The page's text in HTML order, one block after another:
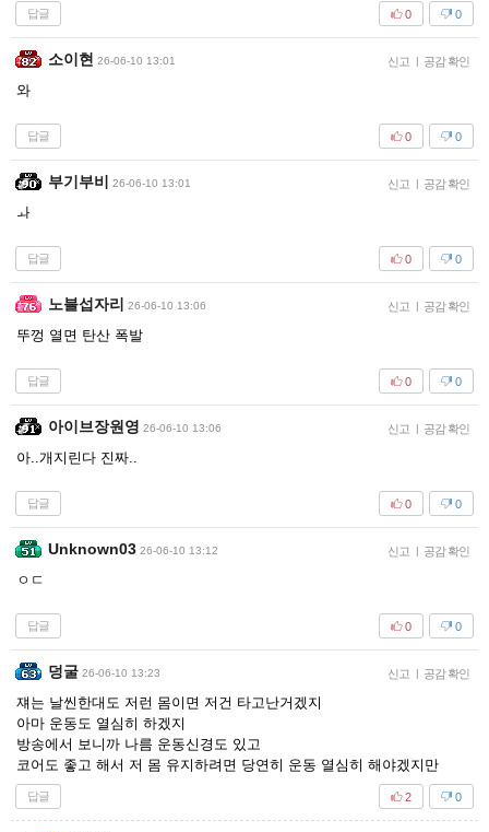
답글 0
0
소이현 26-06-10 13:01 신고 | 공감 확인
와
답글 0
0
부기부비 26-06-10 13:01 신고 | 공감 확인
ㅘ
답글 0
0
노블섭자리 26-06-10 13:06 신고 | 공감 확인
뚜껑 열면 탄산 폭발
답글 0
0
아이브장원영 26-06-10 13:06 신고 | 공감 확인
아..개지린다 진짜..
답글 0
0
Unknown03 26-06-10 13:12 신고 | 공감 확인
ㅇㄷ
답글 0
0
덩굴 26-06-10 13:23 신고 | 공감 확인
쟤는 날씬한대도 저런 몸이면 저건 타고난거겠지
아마 운동도 열심히 하겠지
방송에서 보니까 나름 운동신경도 있고
코어도 좋고 해서 저 몸 유지하려면 당연히 운동 열심히 해야겠지만
답글 0
2